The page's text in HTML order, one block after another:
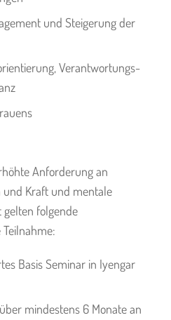
und Steigerung der
Verantwortungs-
Anforderung an
und Kraft und mentale
gelten folgende
Basis Seminar in Iyengar
mindestens 6 Monate an